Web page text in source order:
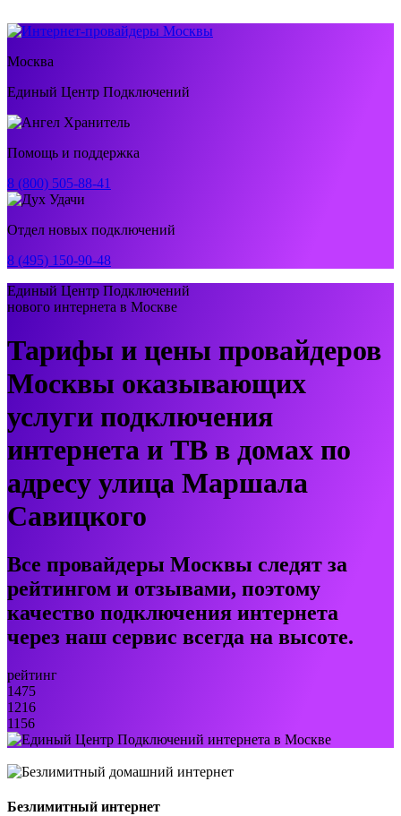
Москва
Единый Центр Подключений
Помощь и поддержка
8 (800) 505-88-41
Отдел новых подключений
8 (495) 150-90-48
Единый Центр Подключений
нового интернета в Москве
Тарифы и цены провайдеров
Москвы оказывающих
услуги подключения
интернета и ТВ в домах по
адресу улица Маршала
Савицкого
Все провайдеры Москвы следят за
рейтингом и отзывами, поэтому
качество подключения интернета
через наш сервис всегда на высоте.
рейтинг
1475
1216
1156
Безлимитный интернет